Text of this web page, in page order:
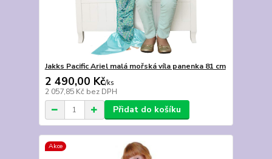
Jakks Pacific Ariel malá mořská víla panenka 81 cm
2 490,00 Kč/ks
2 057,85 Kč bez DPH
Přidat do košíku
Akce